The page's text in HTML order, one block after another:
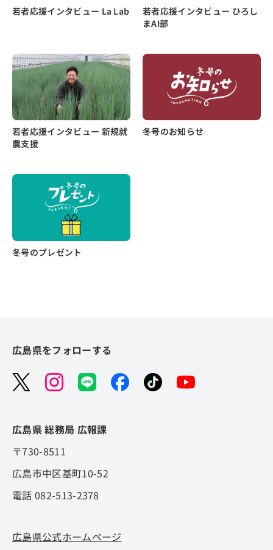
若者応援インタビュー La Lab
若者応援インタビュー ひろし
まAI部
若者応援インタビュー 新規就
農支援
冬号のお知らせ
冬号のプレゼント
広島県をフォローする
広島県 総務局 広報課
〒730-8511
広島市中区基町10-52
電話 082-513-2378
広島県公式ホームページ